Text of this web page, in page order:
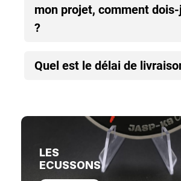
mon projet, comment
?
Quel est le délai de
LES
ECUSSONS